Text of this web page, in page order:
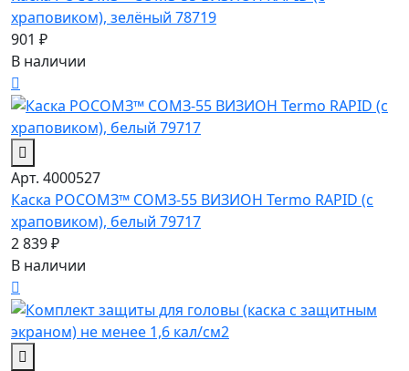
храповиком), зелёный 78719
901 ₽
В наличии
Арт. 4000527
Каска РОСОМЗ™ СОМЗ-55 ВИЗИОН Termo RAPID (с
храповиком), белый 79717
2 839 ₽
В наличии